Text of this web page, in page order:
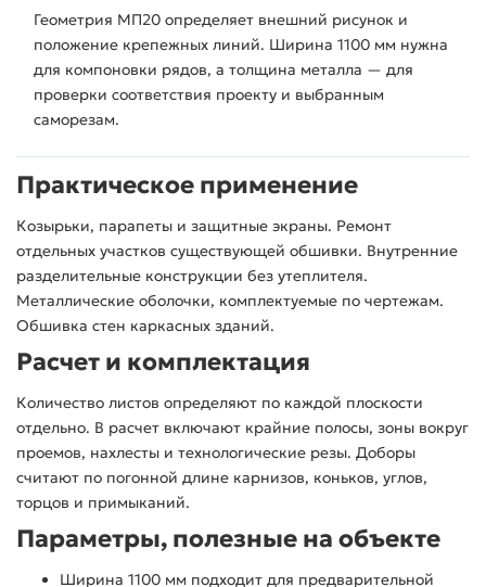
Геометрия МП20 определяет внешний рисунок и
положение крепежных линий. Ширина 1100 мм нужна
для компоновки рядов, а толщина металла — для
проверки соответствия проекту и выбранным
саморезам.
Практическое применение
Козырьки, парапеты и защитные экраны. Ремонт
отдельных участков существующей обшивки. Внутренние
разделительные конструкции без утеплителя.
Металлические оболочки, комплектуемые по чертежам.
Обшивка стен каркасных зданий.
Расчет и комплектация
Количество листов определяют по каждой плоскости
отдельно. В расчет включают крайние полосы, зоны вокруг
проемов, нахлесты и технологические резы. Доборы
считают по погонной длине карнизов, коньков, углов,
торцов и примыканий.
Параметры, полезные на объекте
Ширина 1100 мм подходит для предварительной